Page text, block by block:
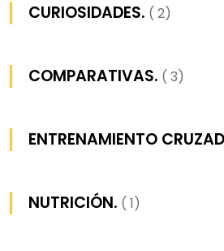
CURIOSIDADES. ( 2)
COMPARATIVAS. ( 3)
ENTRENAMIENTO
NUTRICIÓN. ( 1)